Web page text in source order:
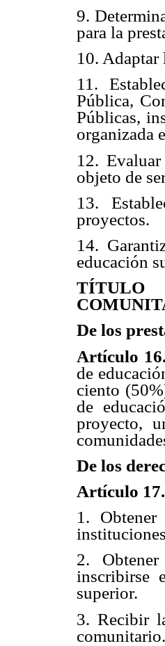
9.
para la
10. Adaptar
11.
Pública,
Públicas,
organizada
12.
objeto de
13.
proyectos.
14.
educación
TÍTULO
De los
Artículo 16.
de
ciento
de
proyecto,
De los
Artículo 17.
1.
2.
inscribirse
superior.
3. Recibir
comunitario.